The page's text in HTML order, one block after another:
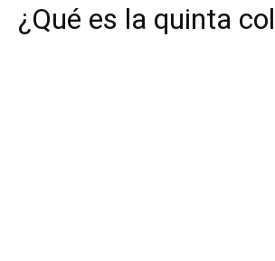
¿Qué es la quinta